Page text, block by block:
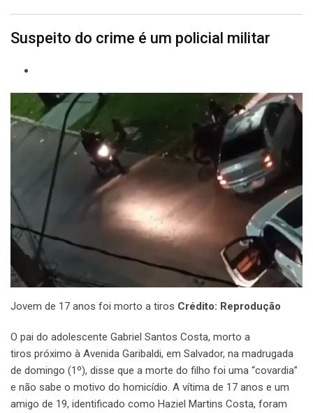
Suspeito do crime é um policial militar
Jovem de 17 anos foi morto a tiros Crédito: Reprodução
O pai do adolescente Gabriel Santos Costa, morto a
tiros próximo à Avenida Garibaldi, em Salvador, na madrugada
de domingo (1º), disse que a morte do filho foi uma “covardia”
e não sabe o motivo do homicídio. A vítima de 17 anos e um
amigo de 19, identificado como Haziel Martins Costa, foram